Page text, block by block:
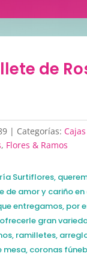
de
Categorías:
, Flores & Ramos
Surtiflores,
de amor y cariño
entregamos, por
gran
ramilletes,
mesa, coronas